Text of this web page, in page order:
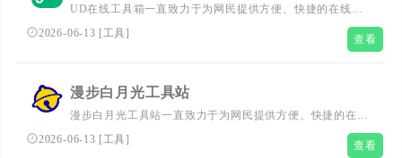
UD在线工具箱一直致力于为网民提供方便、快捷的在线查
询服务，在线计算工具，在线图片处理工具，PDF在线工
2026-06-13 [工具] 查看
漫步白月光工具站
漫步白月光工具站一直致力于为网民提供方便、快捷的在线
查询服务.
2026-06-13 [工具] 查看